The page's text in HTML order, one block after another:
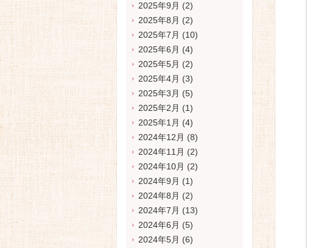
2025年9月 (2)
2025年8月 (2)
2025年7月 (10)
2025年6月 (4)
2025年5月 (2)
2025年4月 (3)
2025年3月 (5)
2025年2月 (1)
2025年1月 (4)
2024年12月 (8)
2024年11月 (2)
2024年10月 (2)
2024年9月 (1)
2024年8月 (2)
2024年7月 (13)
2024年6月 (5)
2024年5月 (6)